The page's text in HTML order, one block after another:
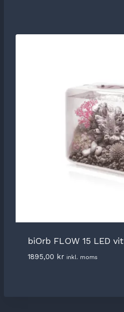
biOrb FLOW 15 LED vit
1895,00 kr inkl. moms